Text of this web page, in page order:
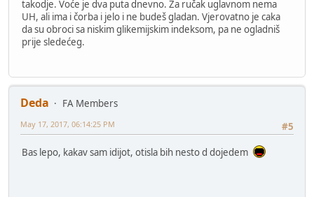
takodje. Voće je dva puta dnevno. Za ručak uglavnom nema
UH, ali ima i čorba i jelo i ne budeš gladan. Vjerovatno je caka
da su obroci sa niskim glikemijskim indeksom, pa ne ogladniš
prije sledećeg.
Deda
FA Members
#5
May 17, 2017, 06:14:25 PM
Bas lepo, kakav sam idijot, otisla bih nesto d dojedem